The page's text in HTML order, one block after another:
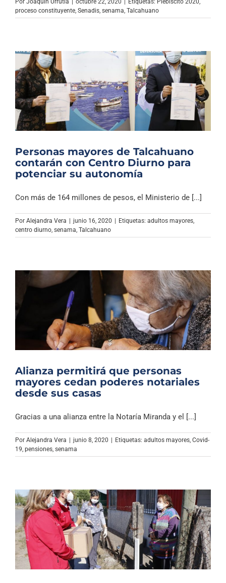
Por Joaquin Urrutia octubre 22, 2020 Etiquetas: Plebiscito 2020,
proceso constituyente, Senadis, senama, Talcahuano
Personas mayores de Talcahuano
contarán con Centro Diurno para
potenciar su autonomía
Con más de 164 millones de pesos, el Ministerio de [...]
Por Alejandra Vera junio 16, 2020 Etiquetas: adultos mayores,
centro diurno, senama, Talcahuano
Alianza permitirá que personas
mayores cedan poderes notariales
desde sus casas
Gracias a una alianza entre la Notaría Miranda y el [...]
Por Alejandra Vera | junio 8, 2020 | Etiquetas: adultos mayores Covid-
19 pensiones senama